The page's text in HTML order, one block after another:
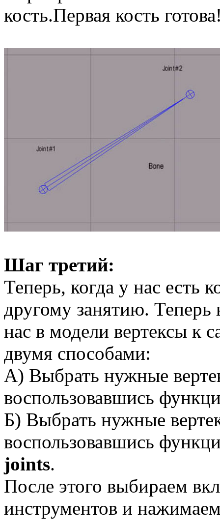
кость.Первая кость
Шаг третий:
Теперь, когда у нас есть
другому занятию.
нас в модели вертексы к
двумя способами:
А) Выбрать нужные
воспользовавшись
Б) Выбрать нужные
воспользовавшись
joints.
После этого выбираем
инструментов и